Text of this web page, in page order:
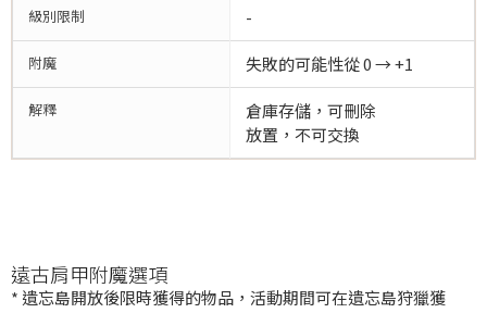
級別限制 -
附魔 失敗的可能性從 0 → +1
解釋
倉庫存儲，可刪除
放置，不可交換
遠古肩甲附魔選項
* 遺忘島開放後限時獲得的物品，活動期間可在遺忘島狩獵獲